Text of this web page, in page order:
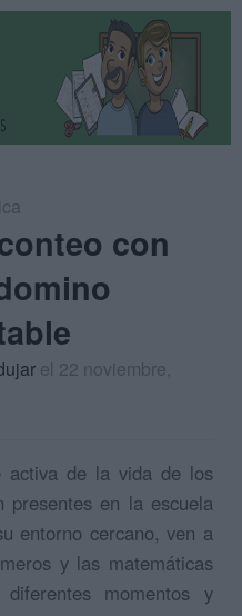
con
el 22 noviembre,
activa de la vida de los
presentes en la escuela
entorno cercano, ven a
y las matemáticas
momentos y